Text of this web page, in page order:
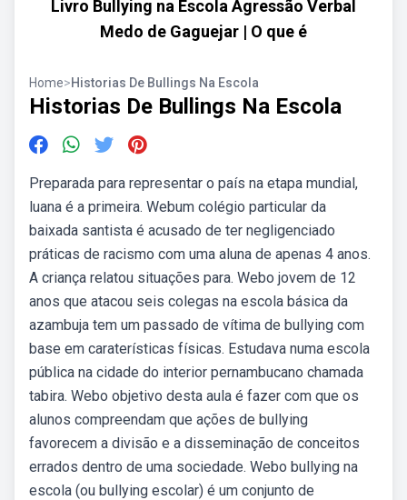
Livro Bullying na Escola Agressão Verbal
Medo de Gaguejar | O que é
Home>Historias De Bullings Na Escola
Historias De Bullings Na Escola
Preparada para representar o país na etapa mundial,
luana é a primeira. Webum colégio particular da
baixada santista é acusado de ter negligenciado
práticas de racismo com uma aluna de apenas 4 anos.
A criança relatou situações para. Webo jovem de 12
anos que atacou seis colegas na escola básica da
azambuja tem um passado de vítima de bullying com
base em caraterísticas físicas. Estudava numa escola
pública na cidade do interior pernambucano chamada
tabira. Webo objetivo desta aula é fazer com que os
alunos compreendam que ações de bullying
favorecem a divisão e a disseminação de conceitos
errados dentro de uma sociedade. Webo bullying na
escola (ou bullying escolar) é um conjunto de